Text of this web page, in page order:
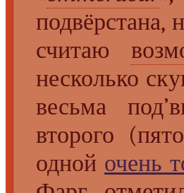
считаю
несколько
весьма
второго
одной очень